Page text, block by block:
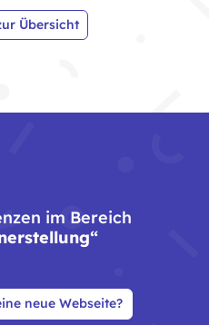
Übersicht
im Bereich
neue Webseite?